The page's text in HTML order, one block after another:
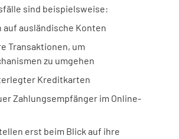
sind beispielsweise:
auf ausländische Konten
Transaktionen, um
zu umgehen
Kreditkarten
Zahlungsempfänger im Online-
erst beim Blick auf ihre